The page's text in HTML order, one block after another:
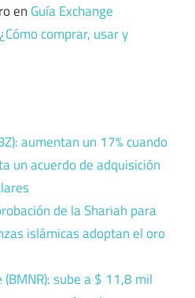
en Guía Exchange
comprar, usar y
aumentan un 17% cuando
un acuerdo de adquisición
de la Shariah para
islámicas adoptan el oro
sube a $ 11,8 mil